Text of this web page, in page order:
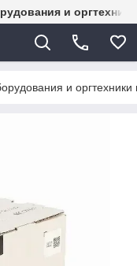
и
и